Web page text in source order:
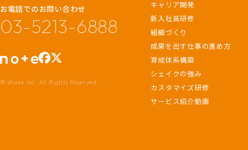
お電話でのお問い合わせ
03-5213-6888
© shake inc. All Rights Reserved.
キャリア開発
新入社員研修
組織づくり
成果を出す仕事の進め方
育成体系構築
シェイクの強み
カスタマイズ研修
サービス紹介動画